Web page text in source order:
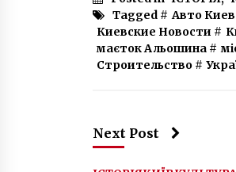
Tagged # Авто Киев
Киевские Новости #
маєток Альошина #
Строительство #
Next Post